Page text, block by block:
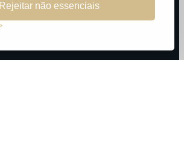
Rejeitar não essenciais